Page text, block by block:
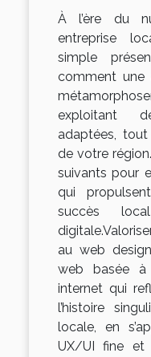
À l’ère du
entreprise
simple
comment une
exploitant
adaptées,
de votre
suivants pour
qui
succès
au web
web basée à
internet qui
l’histoire
locale, en
UX/UI fine et